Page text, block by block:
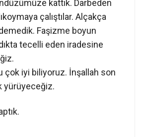
kattık. Darbeden
çalıştılar. Alçakça
Faşizme boyun
tecelli eden iradesine
çok iyi biliyoruz. İnşallah son
yürüyeceğiz.